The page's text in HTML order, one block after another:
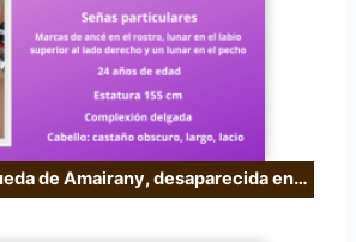
de Amairany, desaparecida en…